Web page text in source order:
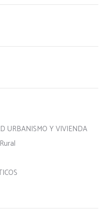
URBANISMO Y VIVIENDA